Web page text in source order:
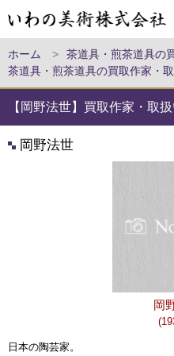
ホーム > 茶道具・煎茶道具の
茶道具・煎茶道具の買取作家・
【岡野法世】買取作家・取
岡野法世
岡
日本の陶芸家。